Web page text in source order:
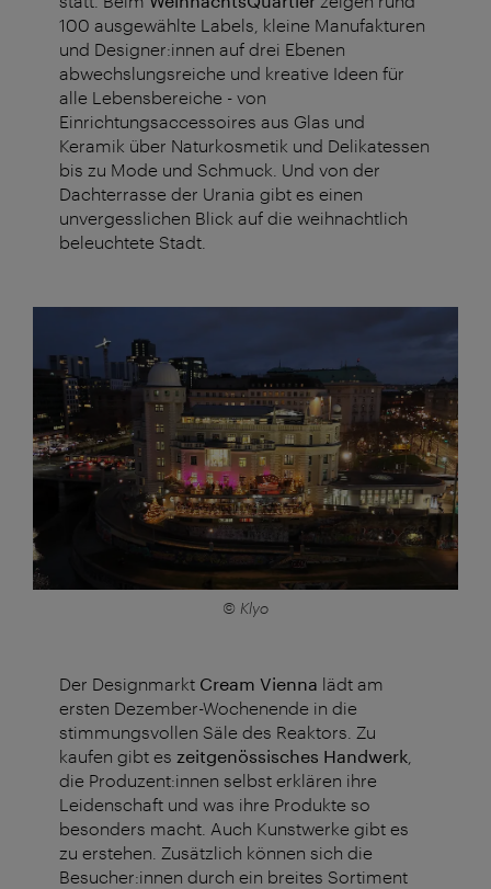
100 ausgewählte Labels, kleine Manufakturen
und Designer:innen auf drei Ebenen
abwechslungsreiche und kreative Ideen für
alle Lebensbereiche - von
Einrichtungsaccessoires aus Glas und
Keramik über Naturkosmetik und Delikatessen
bis zu Mode und Schmuck. Und von der
Dachterrasse der Urania gibt es einen
unvergesslichen Blick auf die weihnachtlich
beleuchtete Stadt.
© Klyo
Der Designmarkt Cream Vienna lädt am
ersten Dezember-Wochenende in die
stimmungsvollen Säle des Reaktors. Zu
kaufen gibt es zeitgenössisches Handwerk
die Produzent:innen selbst erklären ihre
Leidenschaft und was ihre Produkte so
besonders macht. Auch Kunstwerke gibt es
zu erstehen. Zusätzlich können sich die
Besucher:innen durch ein breites Sortiment